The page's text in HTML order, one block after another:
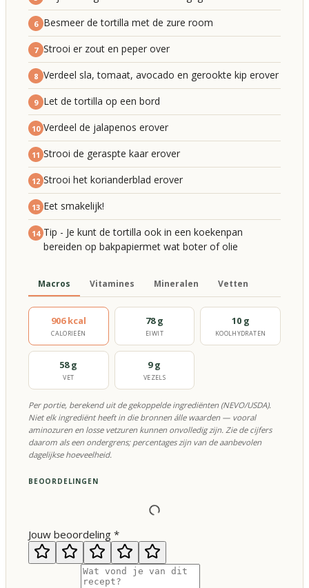
6 Besmeer de tortilla met de zure room
7 Strooi er zout en peper over
8 Verdeel sla, tomaat, avocado en gerookte kip erover
9 Let de tortilla op een bord
10 Verdeel de jalapenos erover
11 Strooi de geraspte kaar erover
12 Strooi het korianderblad erover
13 Eet smakelijk!
14 Tip - Je kunt de tortilla ook in een koekenpan
bereiden op bakpapiermet wat boter of olie
Macros Vitamines Mineralen Vetten
906 kcal
CALORIEËN
78 g
EIWIT
10 g
KOOLHYDRATEN
58 g
VET
9 g
VEZELS
Per portie, berekend uit de gekoppelde ingrediënten (NEVO/USDA).
Niet elk ingrediënt heeft in die bronnen álle waarden — vooral
aminozuren en losse vetzuren kunnen onvolledig zijn. Zie de cijfers
daarom als een ondergrens; percentages zijn van de aanbevolen
dagelijkse hoeveelheid.
BEOORDELINGEN
Jouw beoordeling *